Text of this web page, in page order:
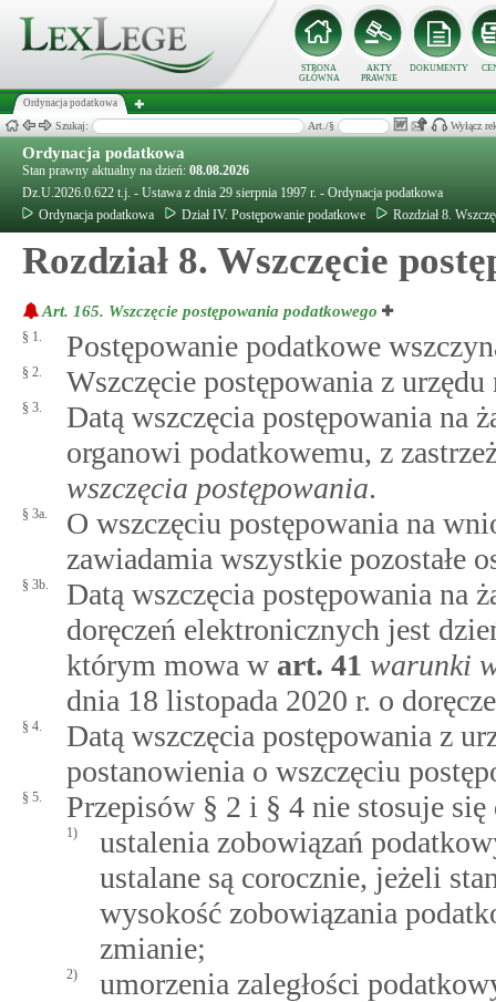
STRONA
GŁÓWNA
AKTY
PRAWNE
DOKUMENTY
Ordynacja podatkowa
Szukaj: Art./§ Wyłącz
Ordynacja podatkowa
Stan prawny aktualny na dzień: 08.08.2026
Dz.U.2026.0.622 t.j. - Ustawa z dnia 29 sierpnia 1997 r. - Ordynacja podatkowa
Ordynacja podatkowa
Dział IV. Postępowanie podatkowe Rozdział 8.
Rozdział 8. Wszczęcie
Art. 165. Wszczęcie postępowania podatkowego
§ 1. Postępowanie podatkowe
§ 2. Wszczęcie postępowania z
§ 3.
Datą wszczęcia postępowania na
organowi podatkowemu, z
wszczęcia postępowania.
§ 3a.
O wszczęciu postępowania na
zawiadamia wszystkie pozostałe
§ 3b.
Datą wszczęcia postępowania na
doręczeń elektronicznych jest
którym mowa w art. 41 warunki
dnia 18 listopada 2020 r. o
§ 4.
Datą wszczęcia postępowania z
postanowienia o wszczęciu
§ 5. Przepisów § 2 i § 4 nie stosuje
1)
ustalenia zobowiązań
ustalane są corocznie, jeżeli
wysokość zobowiązania
zmianie;
2)
umorzenia zaległości